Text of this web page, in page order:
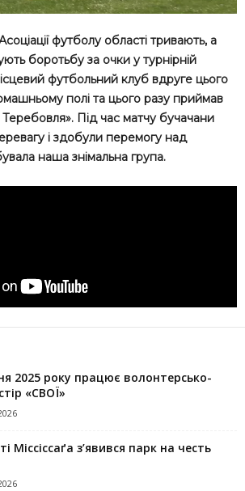
футболу області тривають, а
боротьбу за очки у турнірній
футбольний клуб вдруге цього
полі та цього разу приймав
Під час матчу бучачани
і здобули перемогу над
наша знімальна група.
2025 року працює волонтерсько-
«СВОЇ»
Міссіссаґа з’явився парк на честь